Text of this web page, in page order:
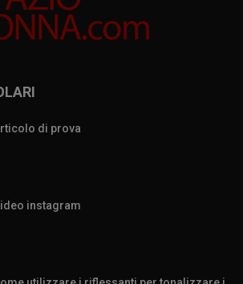
di prova
instagram